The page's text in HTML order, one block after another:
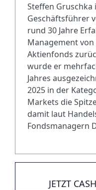
Steffen Gruschka
Geschäftsführer
rund 30 Jahre
Management
Aktienfonds
wurde er
Jahres
2025 in der
Markets die
damit laut
Fondsmanagern
JETZT